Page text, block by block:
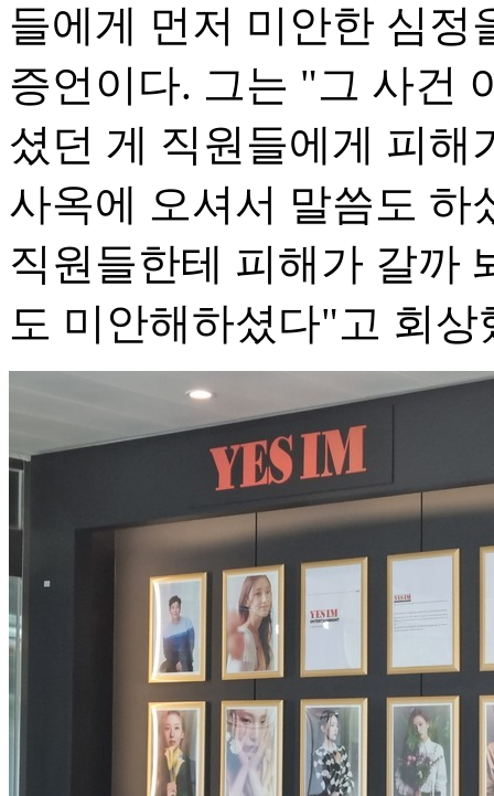
들에게 먼저 미안한 심정
증언이다. 그는 "그 사건
셨던 게 직원들에게 피해
사옥에 오셔서 말씀도 하
직원들한테 피해가 갈까
도 미안해하셨다"고 회상